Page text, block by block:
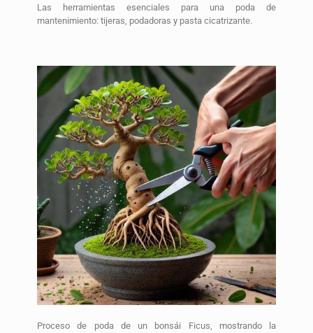
Las herramientas esenciales para una poda de
mantenimiento: tijeras, podadoras y pasta cicatrizante.
Proceso de poda de un bonsái Ficus, mostrando la